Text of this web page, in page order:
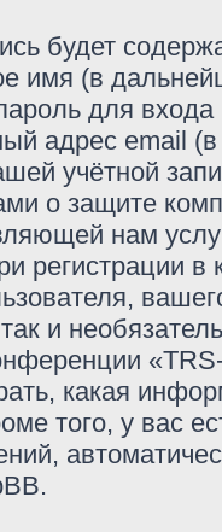
будет
имя (в
для
адрес email
учётной
о защите
нам
регистрации
и
какая
того, у вас